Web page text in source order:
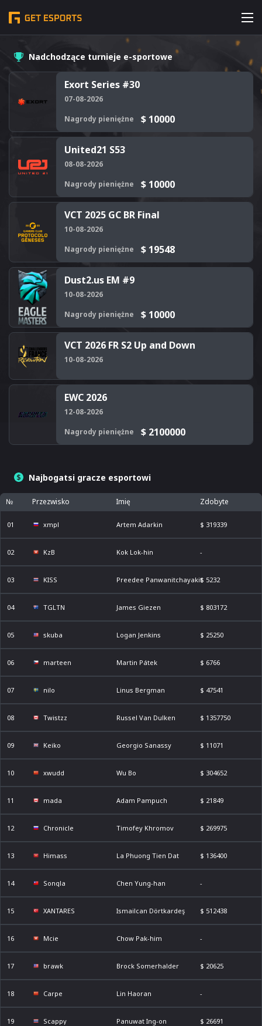
Nadchodzące turnieje e-sportowe
Exort Series #30
07-08-2026
$ 10000
Nagrody pieniężne
United21 S53
08-08-2026
$ 10000
Nagrody pieniężne
VCT 2025 GC BR Final
10-08-2026
$ 19548
Nagrody pieniężne
Dust2.us EM #9
10-08-2026
$ 10000
Nagrody pieniężne
VCT 2026 FR S2 Up and Down
10-08-2026
EWC 2026
12-08-2026
$ 2100000
Nagrody pieniężne
Najbogatsi gracze esportowi
№ Przezwisko Imię Zdobyte
01 xmpl Artem Adarkin $ 319339
02 KzB Kok Lok-hin -
03 KISS Preedee Panwanitchayakit$ 5232
04 TGLTN James Giezen $ 803172
05 skuba Logan Jenkins $ 25250
06 marteen Martin Pátek $ 6766
07 nilo Linus Bergman $ 47541
08 Twistzz Russel Van Dulken $ 1357750
09 Keiko Georgio Sanassy $ 11071
10 xwudd Wu Bo $ 304652
11 mada Adam Pampuch $ 21849
12 Chronicle Timofey Khromov $ 269975
13 Himass La Phuong Tien Dat $ 136400
14 Songla Chen Yung-han -
15 XANTARES Ismailcan Dörtkardeş $ 512438
16 Mcie Chow Pak-him -
17 brawk Brock Somerhalder $ 20625
18 Carpe Lin Haoran -
19 Scappy Panuwat Ing-on $ 26691